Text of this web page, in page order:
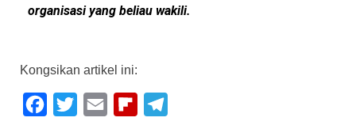
organisasi yang beliau wakili.
Kongsikan artikel ini: